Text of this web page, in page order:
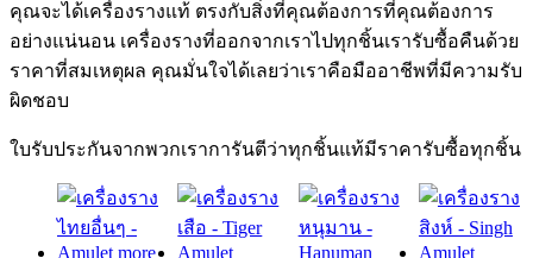
คุณจะได้เครื่องรางแท้ ตรงกับสิ่งที่คุณต้องการที่คุณต้องการ
อย่างแน่นอน เครื่องรางที่ออกจากเราไปทุกชิ้นเรารับซื้อคืนด้วย
ราคาที่สมเหตุผล คุณมั่นใจได้เลยว่าเราคือมืออาชีพที่มีความรับ
ผิดชอบ
ใบรับประกันจากพวกเราการันตีว่าทุกชิ้นแท้มีราคารับซื้อทุกชิ้น